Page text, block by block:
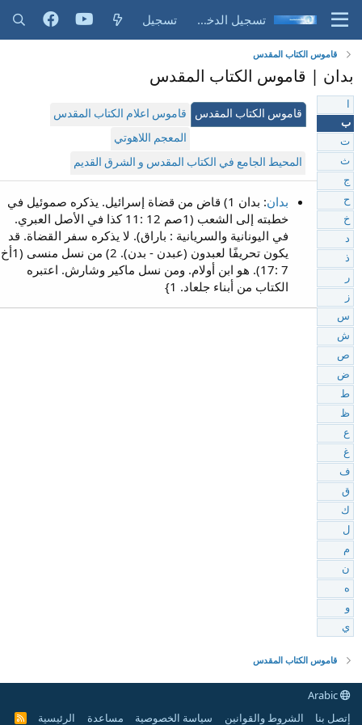
تسجيل الدخول تسجيل
قاموس الكتاب المقدس
بدان | قاموس الكتاب المقدس
قاموس الكتاب المقدس
قاموس اعلام الكتاب المقدس
المعجم اللاهوتي
المحيط الجامع في الكتاب المقدس و الشرق القديم
بدان
: بدان 1) قاض من قضاة إسرائيل. يذكره صموئيل في
خطبته إلى الشعب (1صم 12 :11 كذا في الأصل العبري.
في اليونانية والسريانية : باراق). لا يذكره سفر القضاة. قد
يكون تحريفًا لعبدون (عبدن - بدن). 2) من نسل منسى (1أخ
7 :17). هو ابن أولام. ومن نسل ماكير وشارش. اعتبره
الكتاب من أبناء جلعاد. 1}
ب
ت
ث
ج
ح
خ
د
ذ
ر
ز
س
ش
ص
ض
ط
ظ
ع
غ
ف
ق
ك
ل
م
ن
ه
و
ي
قاموس الكتاب المقدس
إتصل بنا
الشروط والقوانين سياسة الخصوصية مساعدة الرئيسية
R